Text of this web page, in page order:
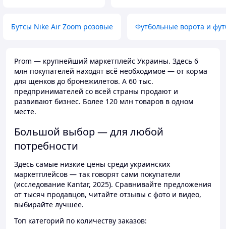
Бутсы Nike Air Zoom розовые Футбольные ворота и
Prom — крупнейший маркетплейс Украины. Здесь 6
млн покупателей находят всё необходимое — от корма
для щенков до бронежилетов. А 60 тыс.
предпринимателей со всей страны продают и
развивают бизнес. Более 120 млн товаров в одном
месте.
Большой выбор — для любой
потребности
Здесь самые низкие цены среди украинских
маркетплейсов — так говорят сами покупатели
(исследование Kantar, 2025). Сравнивайте предложения
от тысяч продавцов, читайте отзывы с фото и видео,
выбирайте лучшее.
Топ категорий по количеству заказов: